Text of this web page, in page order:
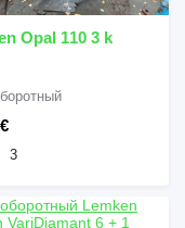
Opal 110 3 k
3